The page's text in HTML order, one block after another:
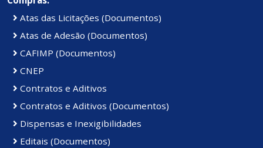
Atas das Licitações (Documentos)
Atas de Adesão (Documentos)
CAFIMP (Documentos)
CNEP
Contratos e Aditivos
Contratos e Aditivos (Documentos)
Dispensas e Inexigibilidades
Editais (Documentos)